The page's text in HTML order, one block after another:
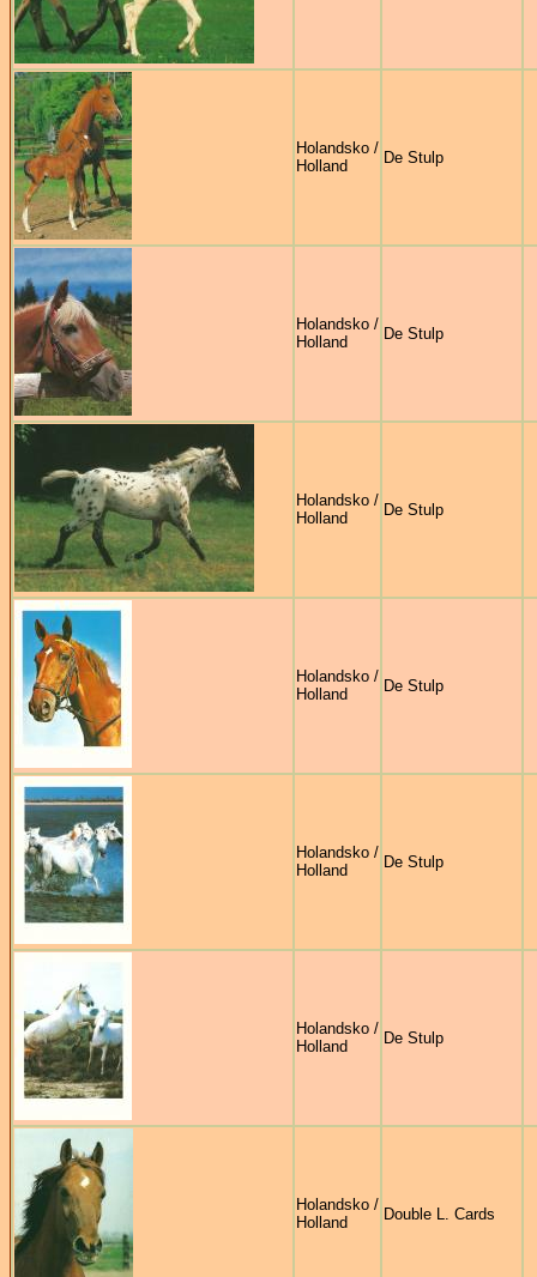
Holandsko /
Holland
De Stulp
Holandsko /
Holland
De Stulp
Holandsko /
Holland
De Stulp
Holandsko /
Holland
De Stulp
Holandsko /
Holland
De Stulp
Holandsko /
Holland
De Stulp
Holandsko /
Holland
Double L. Cards